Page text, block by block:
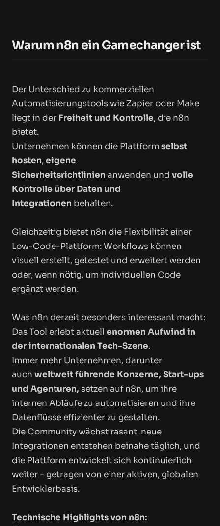
Warum n8n ein Gamechanger ist
Der Unterschied zu kommerziellen
Automatisierungstools wie Zapier oder Make
liegt in der Freiheit und Kontrolle, die n8n
bietet.
Unternehmen können die Plattform selbst
hosten,eigene
Sicherheitsrichtlinien anwenden und volle
Kontrolle über Daten und
Integrationen behalten.
Gleichzeitig bietet n8n die Flexibilität einer
Low-Code-Plattform: Workflows können
visuell erstellt, getestet und erweitert werden
oder, wenn nötig, um individuellen Code
ergänzt werden.
Was n8n derzeit besonders interessant macht:
Das Tool erlebt aktuell enormen Aufwind in
der internationalen Tech-Szene.
Immer mehr Unternehmen, darunter
auch weltweit führende Konzerne, Start-ups
und Agenturen, setzen auf n8n, um ihre
internen Abläufe zu automatisieren und ihre
Datenflüsse effizienter zu gestalten.
Die Community wächst rasant, neue
Integrationen entstehen beinahe täglich, und
die Plattform entwickelt sich kontinuierlich
weiter - getragen von einer aktiven, globalen
Entwicklerbasis.
Technische Highlights von n8n: